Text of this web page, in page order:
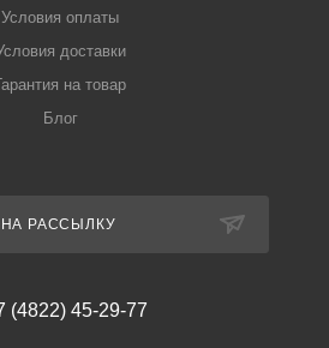
Условия оплаты
доставки
на товар
Блог
РАССЫЛКУ
(4822) 45-29-77